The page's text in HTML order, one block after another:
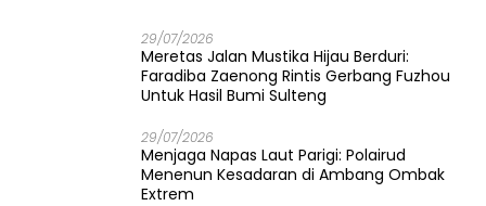
29/07/2026
Meretas Jalan Mustika Hijau Berduri:
Faradiba Zaenong Rintis Gerbang Fuzhou
Untuk Hasil Bumi Sulteng
29/07/2026
​Menjaga Napas Laut Parigi: Polairud
Menenun Kesadaran di Ambang Ombak
Extrem